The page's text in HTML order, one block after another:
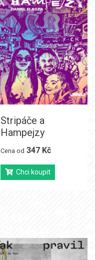
Stripáče a
Hampejzy
Cena od 347 Kč
Chci koupit